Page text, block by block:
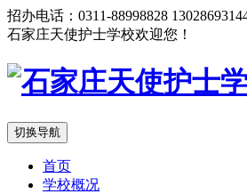
招办电话：0311-88998828
石家庄天使护士学校欢迎您！
切换导航
首页
学校概况